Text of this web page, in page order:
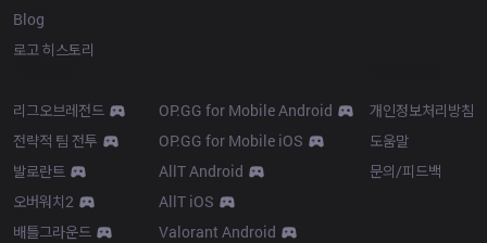
Blog
로고 히스토리
리그오브레전드
전략적 팀 전투
발로란트
오버워치2
배틀그라운드
OP.GG for Mobile Android
OP.GG for Mobile iOS
AllT Android
AllT iOS
Valorant Android
개인정보처리방침
도움말
문의/피드백